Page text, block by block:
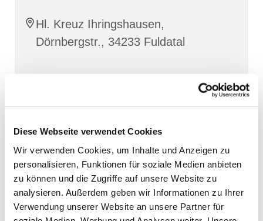
Diese Webseite verwendet Cookies
Wir verwenden Cookies, um Inhalte und Anzeigen zu
personalisieren, Funktionen für soziale Medien anbieten
zu können und die Zugriffe auf unsere Website zu
analysieren. Außerdem geben wir Informationen zu Ihrer
Verwendung unserer Website an unsere Partner für
Hl. Kreuz Ihringshausen,
Dörnbergstr., 34233 Fuldatal